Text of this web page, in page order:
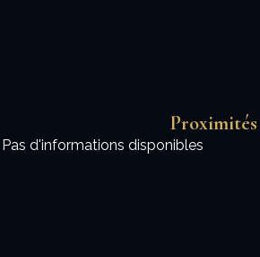
Proximités
Pas d'informations disponibles